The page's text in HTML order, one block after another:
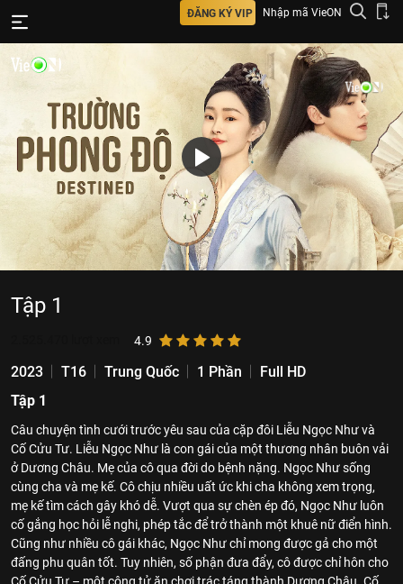
ĐĂNG KÝ VIP Nhập mã VieON
Tập 1
4.9
2023 T16 Trung Quốc 1 Phần
Full HD
Tập 1
Câu chuyện tình cưới trước yêu sau của cặp đôi Liễu Ngọc Như và
Cố Cửu Tư. Liễu Ngọc Như là con gái của một thương nhân buôn vải
ở Dương Châu. Mẹ của cô qua đời do bệnh nặng. Ngọc Như sống
cùng cha và mẹ kế. Cô chịu nhiều uất ức khi cha không xem trọng,
mẹ kế tìm cách gây khó dễ. Vượt qua sự chèn ép đó, Ngọc Như luôn
cố gắng học hỏi lễ nghi, phép tắc để trở thành một khuê nữ điển hình.
Cũng như nhiều cô gái khác, Ngọc Như chỉ mong được gả cho một
đấng phu quân tốt. Tuy nhiên, số phận đưa đẩy, cô được chỉ hôn cho